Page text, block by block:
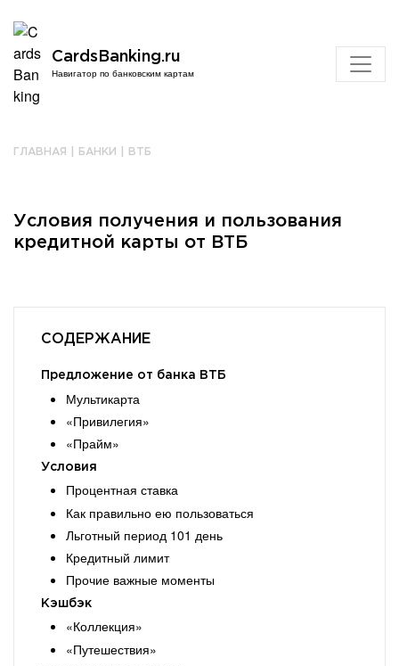
CardsBanking.ru
Навигатор по банковским картам
ГЛАВНАЯ БАНКИ ВТБ
Условия получения и пользования
кредитной карты от ВТБ
СОДЕРЖАНИЕ
Предложение от банка ВТБ
Мультикарта
«Привилегия»
«Прайм»
Условия
Процентная ставка
Как правильно ею пользоваться
Льготный период 101 день
Кредитный лимит
Прочие важные моменты
Кэшбэк
«Коллекция»
«Путешествия»